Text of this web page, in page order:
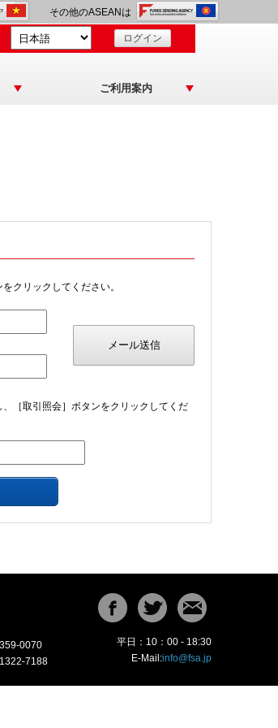
その他のASEANは
ログイン
ご利用案内
クリックしてください。
［取引照会］ボタンをクリックしてくだ
0070
7188
平日：10：00 - 18:30
E-Mail:info@fsa.jp